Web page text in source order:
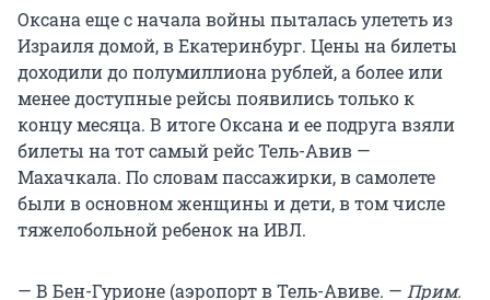
Оксана еще с начала войны пыталась улететь из
Израиля домой, в Екатеринбург. Цены на билеты
доходили до полумиллиона рублей, а более или
менее доступные рейсы появились только к
концу месяца. В итоге Оксана и ее подруга взяли
билеты на тот самый рейс Тель-Авив —
Махачкала. По словам пассажирки, в самолете
были в основном женщины и дети, в том числе
тяжелобольной ребенок на ИВЛ.
— В Бен-Гурионе (аэропорт в Тель-Авиве. — Прим.